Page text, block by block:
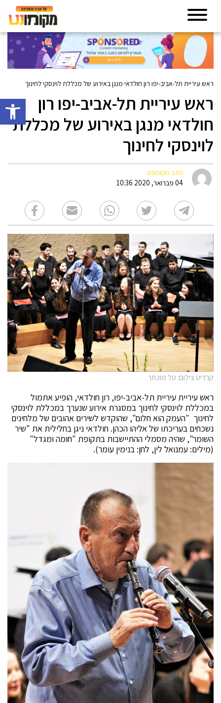
פתח
ראש עיריית תל-אביב-יפו רון חולדאי מנגן באירוע של מכללת לוינסקי לחינוך
ראש עיריית תל-אביב-יפו רון
חולדאי מנגן באירוע של מכללת
לוינסקי לחינוך
כתב מקומונט
04 פברואר, 2020 10:36
קרדיט צילום: טל מוכתר
ראש עיריית עיריית תל-אביב-יפו, רון חולדאי, הופיע אתמול
במכללת לוינסקי לחינוך במסגרת אירוע שנערך במכללת לוינסקי
לחינוך "העמק הוא חלום", שהוקדש לשירים אהובים של מלחינים
נשכחים בעריכתו של אליהו הכהן. חולדאי ניגן בחלילית את "שיר
השומר", שהיה מסמלי ההתיישבות בתקופת "חומה ומגדל"
(מילים: עמנואל לין, לחן: בנימין עומר).